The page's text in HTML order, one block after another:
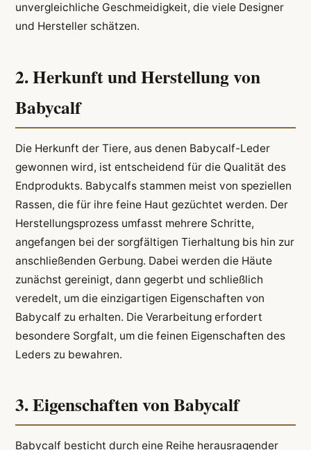
unvergleichliche Geschmeidigkeit, die viele Designer
und Hersteller schätzen.
2. Herkunft und Herstellung von
Babycalf
Die Herkunft der Tiere, aus denen Babycalf-Leder
gewonnen wird, ist entscheidend für die Qualität des
Endprodukts. Babycalfs stammen meist von speziellen
Rassen, die für ihre feine Haut gezüchtet werden. Der
Herstellungsprozess umfasst mehrere Schritte,
angefangen bei der sorgfältigen Tierhaltung bis hin zur
anschließenden Gerbung. Dabei werden die Häute
zunächst gereinigt, dann gegerbt und schließlich
veredelt, um die einzigartigen Eigenschaften von
Babycalf zu erhalten. Die Verarbeitung erfordert
besondere Sorgfalt, um die feinen Eigenschaften des
Leders zu bewahren.
3. Eigenschaften von Babycalf
Babycalf besticht durch eine Reihe herausragender